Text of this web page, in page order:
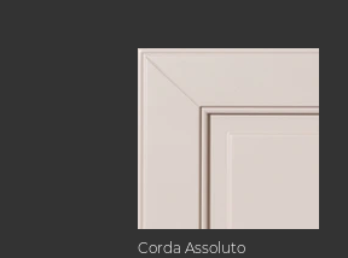
Corda Assoluto